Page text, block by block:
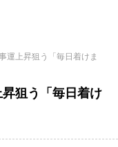
運上昇狙う「毎日着けま
狙う「毎日着け